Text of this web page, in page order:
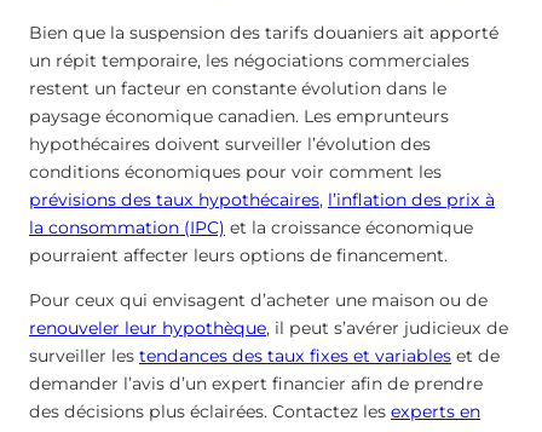
Bien que la suspension des tarifs douaniers ait apporté
un répit temporaire, les négociations commerciales
restent un facteur en constante évolution dans le
paysage économique canadien. Les emprunteurs
hypothécaires doivent surveiller l’évolution des
conditions économiques pour voir comment les
prévisions des taux hypothécaires, l’inflation des prix à
la consommation (IPC) et la croissance économique
pourraient affecter leurs options de financement.
Pour ceux qui envisagent d’acheter une maison ou de
renouveler leur hypothèque, il peut s’avérer judicieux de
surveiller les tendances des taux fixes et variables et de
demander l’avis d’un expert financier afin de prendre
des décisions plus éclairées. Contactez les experts en